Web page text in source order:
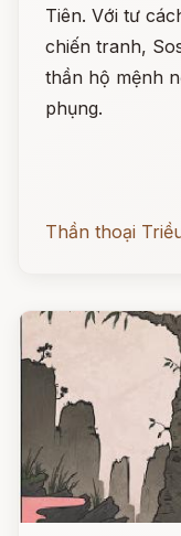
Tiên. Với tư
chiến tranh,
thần hộ mệnh
phụng.
Thần thoại